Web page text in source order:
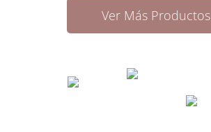
Ver Más Productos